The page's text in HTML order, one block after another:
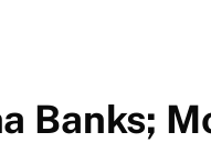
Banks;